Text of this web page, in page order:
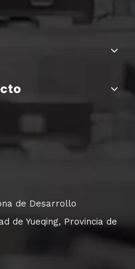
de Desarrollo
de Yueqing, Provincia de